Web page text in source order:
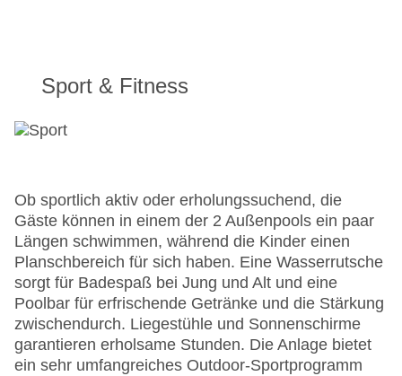
Sport & Fitness
Ob sportlich aktiv oder erholungssuchend, die
Gäste können in einem der 2 Außenpools ein paar
Längen schwimmen, während die Kinder einen
Planschbereich für sich haben. Eine Wasserrutsche
sorgt für Badespaß bei Jung und Alt und eine
Poolbar für erfrischende Getränke und die Stärkung
zwischendurch. Liegestühle und Sonnenschirme
garantieren erholsame Stunden. Die Anlage bietet
ein sehr umfangreiches Outdoor-Sportprogramm